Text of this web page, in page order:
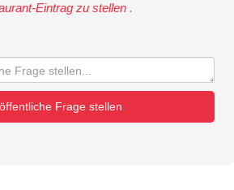
Eintrag zu stellen .
öffentliche Frage stellen